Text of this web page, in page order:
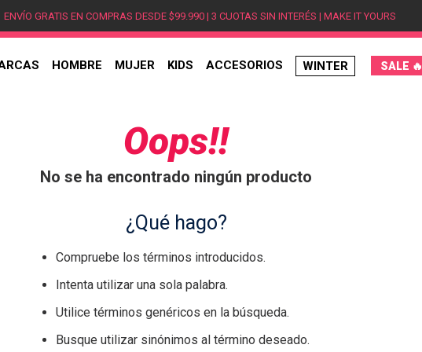
ENVÍO GRATIS EN COMPRAS DESDE $99.990 | 3 CUOTAS SIN INTERÉS | MAKE IT YOURS
HOMBRE MUJER KIDS ACCESORIOS WINTER SALE 🔥
Oops!!
No se ha encontrado ningún producto
¿Qué hago?
Compruebe los términos introducidos.
Intenta utilizar una sola palabra.
Utilice términos genéricos en la búsqueda.
Busque utilizar sinónimos al término deseado.
2
jordan
3.
mujer
5.
zapatillas
6.
zapatillas jordan
7.
zapatillas hombre
8.
new balance
9. zapatillas nike